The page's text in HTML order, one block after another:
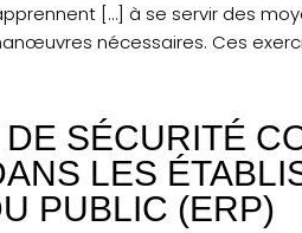
[…] à se servir des
nécessaires. Ces
SÉCURITÉ
LES
PUBLIC (ERP)